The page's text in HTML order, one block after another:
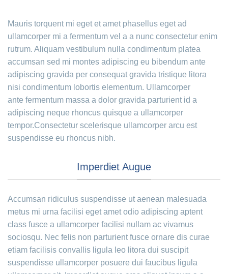
Mauris torquent mi eget et amet phasellus eget ad
ullamcorper mi a fermentum vel a a nunc consectetur enim
rutrum. Aliquam vestibulum nulla condimentum platea
accumsan sed mi montes adipiscing eu bibendum ante
adipiscing gravida per consequat gravida tristique litora
nisi condimentum lobortis elementum. Ullamcorper
ante fermentum massa a dolor gravida parturient id a
adipiscing neque rhoncus quisque a ullamcorper
tempor.Consectetur scelerisque ullamcorper arcu est
suspendisse eu rhoncus nibh.
Imperdiet Augue
Accumsan ridiculus suspendisse ut aenean malesuada
metus mi urna facilisi eget amet odio adipiscing aptent
class fusce a ullamcorper facilisi nullam ac vivamus
sociosqu. Nec felis non parturient fusce ornare dis curae
etiam facilisis convallis ligula leo litora dui suscipit
suspendisse ullamcorper posuere dui faucibus ligula